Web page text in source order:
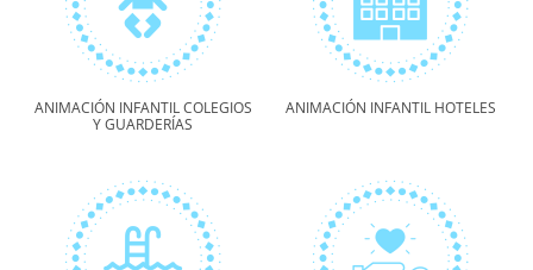
ANIMACIÓN INFANTIL COLEGIOS
Y GUARDERÍAS
ANIMACIÓN INFANTIL HOTELES